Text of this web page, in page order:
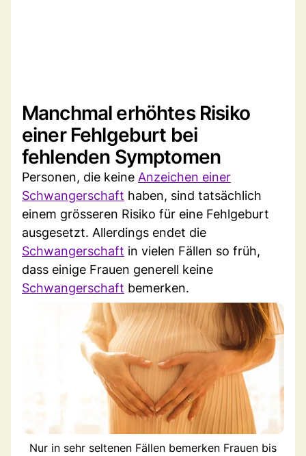
Manchmal erhöhtes Risiko
einer Fehlgeburt bei
fehlenden Symptomen
Personen, die keine Anzeichen einer
Schwangerschaft haben, sind tatsächlich
einem grösseren Risiko für eine Fehlgeburt
ausgesetzt. Allerdings endet die
Schwangerschaft in vielen Fällen so früh,
dass einige Frauen generell keine
Schwangerschaft bemerken.
Nur in sehr seltenen Fällen bemerken Frauen bis